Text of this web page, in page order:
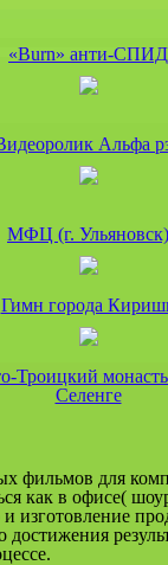
«Burn» анти-СПИД
Альфа
МФЦ (г. Ульяновск)
Гимн города
Троицкий
Селенге
фильмов для
как в офисе(
изготовление